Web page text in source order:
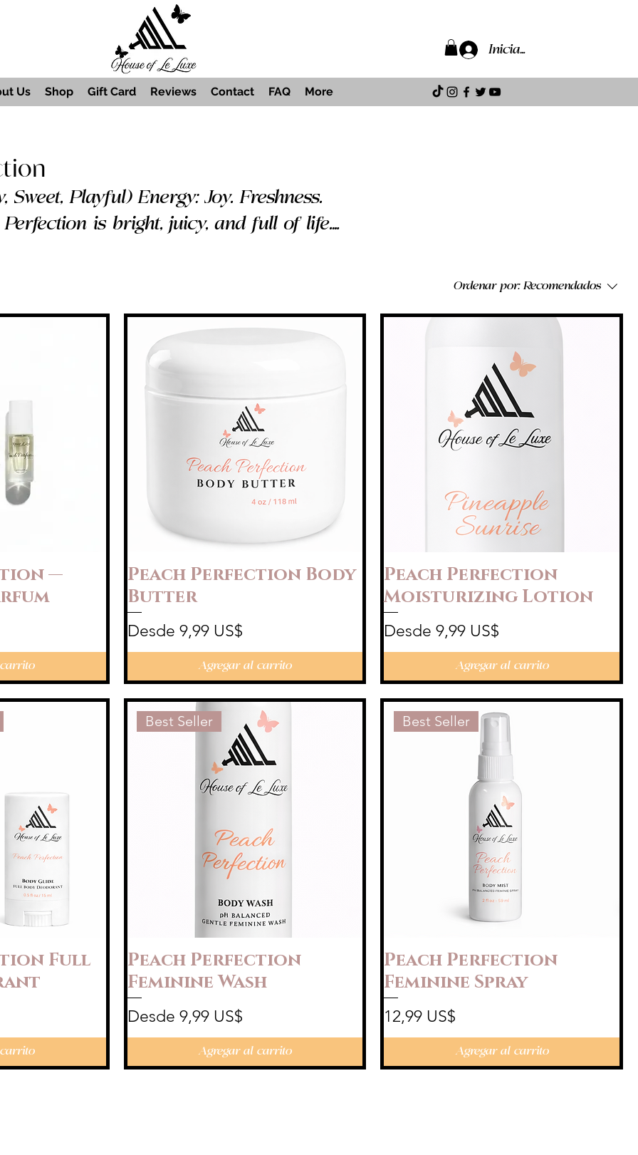
Iniciar sesión
Us Shop Gift Card Reviews Contact FAQ More
Energy: Joy. Freshness.
beautiful. Soft. Sweet.
Ordenar por: Recomendados
—
Peach Perfection Body
Butter
Desde 9,99 US$
Precio de oferta
Agregar al carrito
Peach Perfection
Moisturizing Lotion
Desde9,99 US$
Precio de oferta
Agregar al carrito
Full
Best Seller
Peach Perfection
Feminine Wash
Desde 9,99 US$
Precio de oferta
Agregar al carrito
Best Seller
Peach Perfection
Feminine Spray
Precio
12,99 US$
Agregar al carrito